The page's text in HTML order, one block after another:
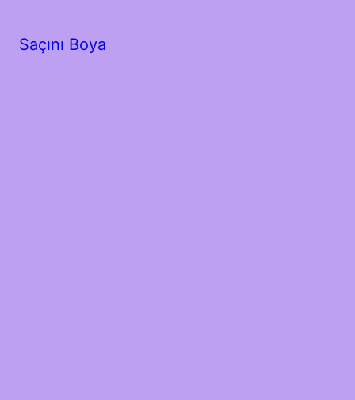
Saçını Boya